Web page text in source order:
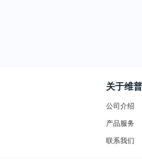
关于维普
公司介绍
产品服务
联系我们